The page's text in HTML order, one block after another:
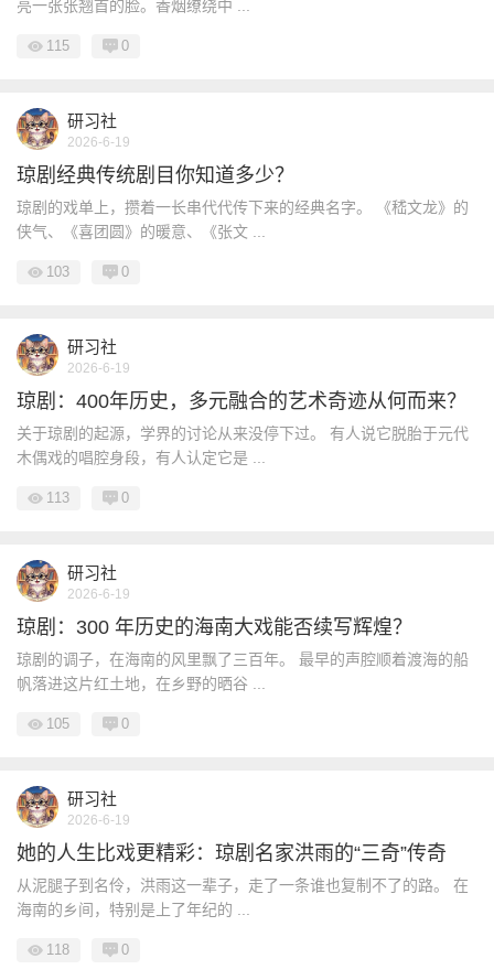
亮一张张翘首的脸。香烟缭绕中 ...
115 0
研习社
2026-6-19
琼剧经典传统剧目你知道多少？
琼剧的戏单上，攒着一长串代代传下来的经典名字。 《嵇文龙》的
侠气、《喜团圆》的暖意、《张文 ...
103 0
研习社
2026-6-19
琼剧：400年历史，多元融合的艺术奇迹从何而来？
关于琼剧的起源，学界的讨论从来没停下过。 有人说它脱胎于元代
木偶戏的唱腔身段，有人认定它是 ...
113 0
研习社
2026-6-19
琼剧：300 年历史的海南大戏能否续写辉煌？
琼剧的调子，在海南的风里飘了三百年。 最早的声腔顺着渡海的船
帆落进这片红土地，在乡野的晒谷 ...
105 0
研习社
2026-6-19
她的人生比戏更精彩：琼剧名家洪雨的“三奇”传奇
从泥腿子到名伶，洪雨这一辈子，走了一条谁也复制不了的路。 在
海南的乡间，特别是上了年纪的 ...
118 0